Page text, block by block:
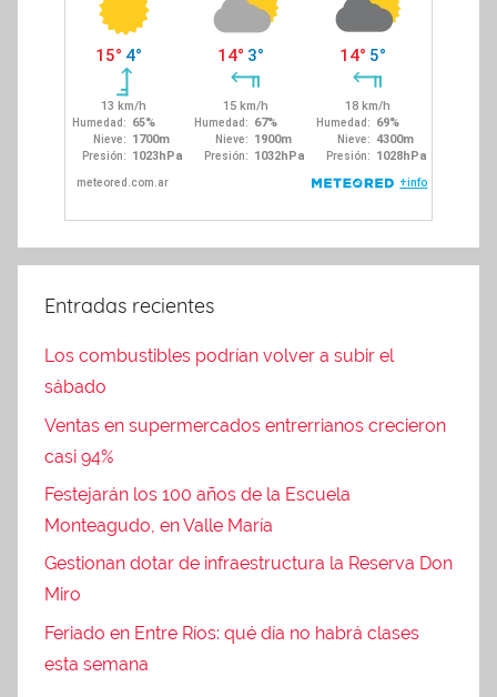
Entradas recientes
Los combustibles podrían volver a subir el
sábado
Ventas en supermercados entrerrianos crecieron
casi 94%
Festejarán los 100 años de la Escuela
Monteagudo, en Valle María
Gestionan dotar de infraestructura la Reserva Don
Miro
Feriado en Entre Ríos: qué día no habrá clases
esta semana